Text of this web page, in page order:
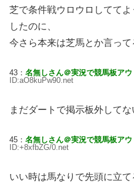
芝で条件戦ウロウロしてて
したのに、
今さら本来は芝馬とか言っ
43： 名無しさん＠実況で競馬板アウ
ID:aO8kuPw90.net
まだダートで掲示板外してな
45： 名無しさん＠実況で競馬板アウ
ID:+8xfbZG/0.net
いい時は馬なりで先頭に立